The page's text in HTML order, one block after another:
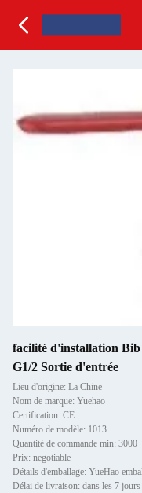
facilité d'installation
G1/2 Sortie d'entrée
Lieu d'origine: La Chine
Nom de marque: Yuehao
Certification: CE
Numéro de modèle: 1013
Quantité de commande min: 3000
Prix: negotiable
Détails d'emballage: YueHao
Délai de livraison: dans les 7 jours